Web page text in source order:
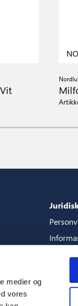
medier og
vores